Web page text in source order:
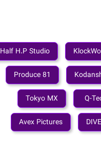
Half H.P Studio
81 Produce
Q-
Tokyo MX
Avex Pictures